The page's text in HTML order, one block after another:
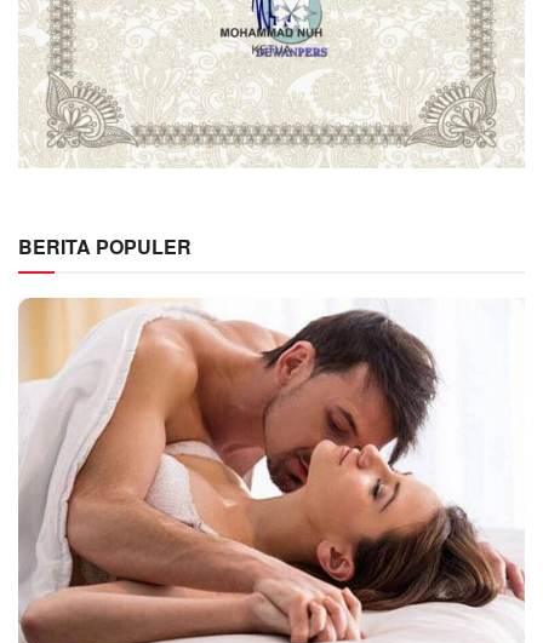
BERITA POPULER